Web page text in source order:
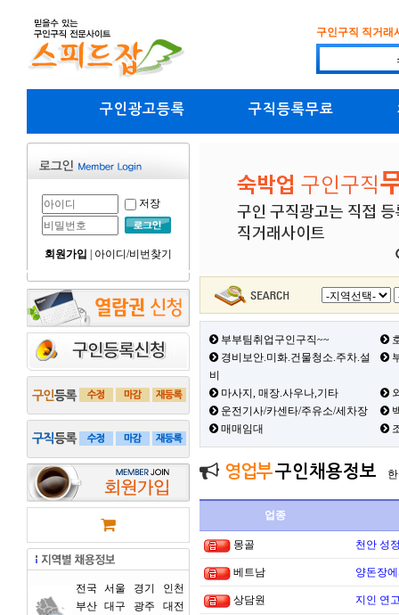
구인구직 직거래
구인광고등록 구직등록무료
저장
회원가입 아이디/비번찾기
전국 서울 경기
인천
부산 대구 광주
대전
부부팀취업구인구직~~
경비보안.미화.건물청소.주차.설
비
마사지, 매장.사우나,기타
운전기사/카센타/주유소/세차장
매매임대
영업부구인채용정보
업종
몽골 천안 성
베트남 양돈장
상담원 지인 연